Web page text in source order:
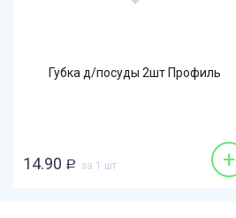
Губка д/посуды 2шт Профиль
14.90 Р за 1 шт +